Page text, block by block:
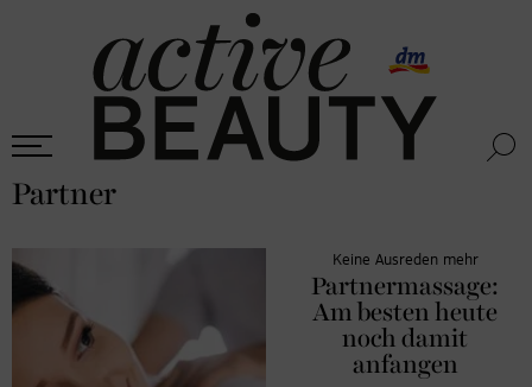
Partner
Keine Ausreden mehr
Partnermassage:
Am besten heute
noch damit
anfangen